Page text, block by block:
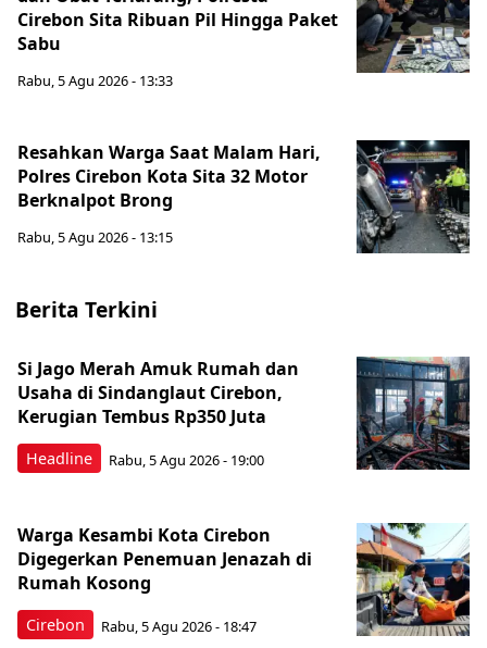
Cirebon Sita Ribuan Pil Hingga Paket
Sabu
Rabu, 5 Agu 2026 - 13:33
Resahkan Warga Saat Malam Hari,
Polres Cirebon Kota Sita 32 Motor
Berknalpot Brong
Rabu, 5 Agu 2026 - 13:15
Berita Terkini
Headline
Si Jago Merah Amuk Rumah dan
Usaha di Sindanglaut Cirebon,
Kerugian Tembus Rp350 Juta
Rabu, 5 Agu 2026 - 19:00
Cirebon
Warga Kesambi Kota Cirebon
Digegerkan Penemuan Jenazah di
Rumah Kosong
Rabu, 5 Agu 2026 - 18:47